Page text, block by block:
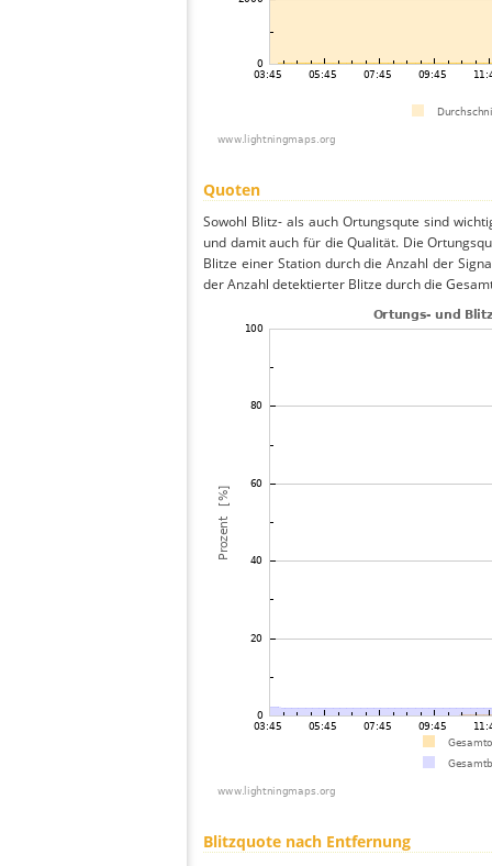
Quoten
Sowohl Blitz- als auch Ortungsqute sind
und damit auch für die Qualität. Die
Blitze einer Station durch die Anzahl der
der Anzahl detektierter Blitze durch die
Blitzquote nach Entfernung